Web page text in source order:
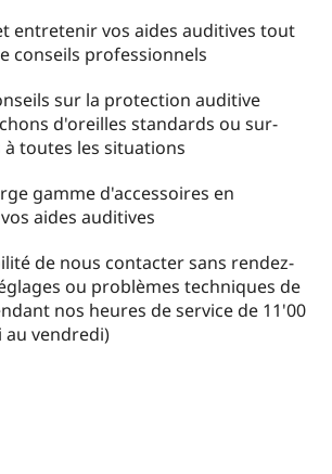
entretenir vos aides auditives tout
conseils professionnels
sur la protection auditive
d'oreilles standards ou sur-
toutes les situations
gamme d'accessoires en
aides auditives
de nous contacter sans rendez-
ou problèmes techniques de
nos heures de service de 11'00
au vendredi)